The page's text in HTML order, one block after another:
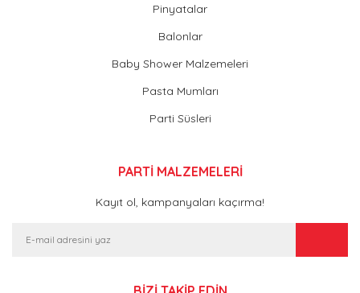
Pinyatalar
Balonlar
Baby Shower Malzemeleri
Pasta Mumları
Parti Süsleri
PARTİ MALZEMELERİ
Kayıt ol, kampanyaları kaçırma!